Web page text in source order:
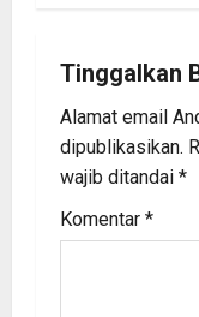
g
a
t
i
Tinggalkan
Alamat email
dipublikasikan.
wajib ditandai *
Komentar *